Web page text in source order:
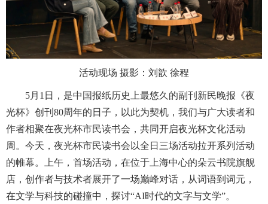
活动现场 摄影：刘歆 徐程
5月1日，是中国报纸历史上最悠久的副刊新民晚报《夜
光杯》创刊80周年的日子，以此为契机，我们与广大读者和
作者相聚在夜光杯市民读书会，共同开启夜光杯文化活动
周。今天，夜光杯市民读书会以全日三场活动拉开系列活动
的帷幕。上午，首场活动，在位于上海中心的朵云书院旗舰
店，创作者与技术者展开了一场巅峰对话，从词语到词元，
在文学与科技的碰撞中，探讨“AI时代的文字与文学”。